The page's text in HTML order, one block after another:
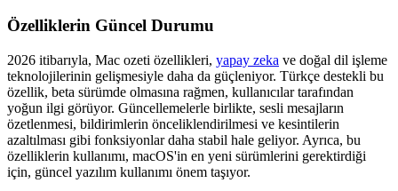
Özelliklerin Güncel Durumu
2026 itibarıyla, Mac ozeti özellikleri, yapay zeka ve doğal dil işleme
teknolojilerinin gelişmesiyle daha da güçleniyor. Türkçe destekli bu
özellik, beta sürümde olmasına rağmen, kullanıcılar tarafından
yoğun ilgi görüyor. Güncellemelerle birlikte, sesli mesajların
özetlenmesi, bildirimlerin önceliklendirilmesi ve kesintilerin
azaltılması gibi fonksiyonlar daha stabil hale geliyor. Ayrıca, bu
özelliklerin kullanımı, macOS'in en yeni sürümlerini gerektirdiği
için, güncel yazılım kullanımı önem taşıyor.